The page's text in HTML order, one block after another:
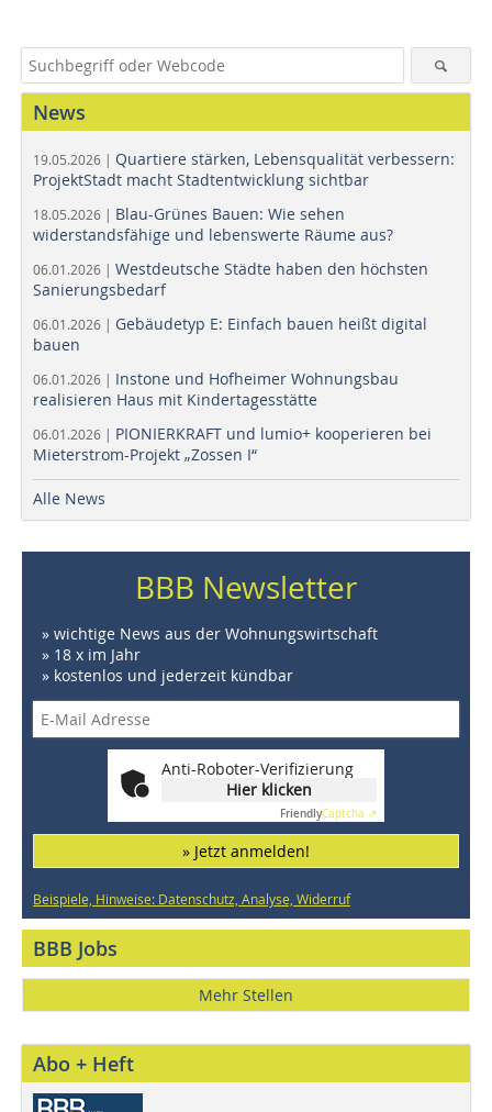
News
19.05.2026 | Quartiere stärken, Lebensqualität verbessern:
ProjektStadt macht Stadtentwicklung sichtbar
18.05.2026 | Blau-Grünes Bauen: Wie sehen
widerstandsfähige und lebenswerte Räume aus?
06.01.2026 | Westdeutsche Städte haben den höchsten
Sanierungsbedarf
06.01.2026 | Gebäudetyp E: Einfach bauen heißt digital
bauen
06.01.2026 | Instone und Hofheimer Wohnungsbau
realisieren Haus mit Kindertagesstätte
06.01.2026 | PIONIERKRAFT und lumio+ kooperieren bei
Mieterstrom-Projekt „Zossen I“
Alle News
BBB Newsletter
» wichtige News aus der Wohnungswirtschaft
» 18 x im Jahr
» kostenlos und jederzeit kündbar
Anti-Roboter-Verifizierung
Hier klicken
FriendlyCaptcha ⇗
» Jetzt anmelden!
Beispiele, Hinweise: Datenschutz, Analyse, Widerruf
BBB Jobs
Mehr Stellen
Abo + Heft